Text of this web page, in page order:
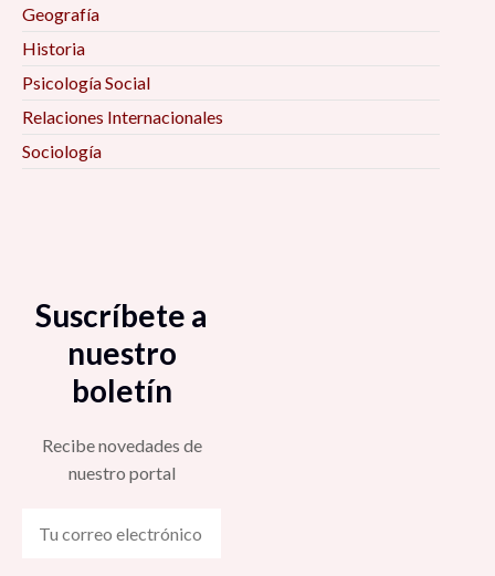
Geografía
Historia
Psicología Social
Relaciones Internacionales
Sociología
Suscríbete a
nuestro
boletín
Recibe novedades de
nuestro portal